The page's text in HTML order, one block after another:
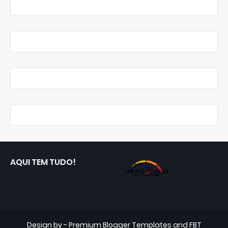
AQUI TEM TUDO!
Design by - Premium Blogger Templates and FBT